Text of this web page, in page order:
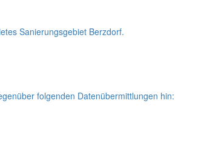
Sanierungsgebiet Berzdorf.
folgenden Datenübermittlungen hin: